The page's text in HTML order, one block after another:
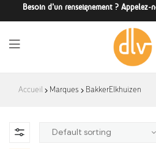
Besoin d'un renseignement ?
DLV-
Accueil Marques BakkerElkhuizen